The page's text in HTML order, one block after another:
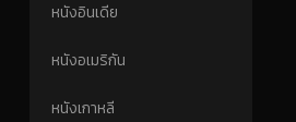
หนังอินเดีย
หนังอเมริกัน
หนังเกาหลี